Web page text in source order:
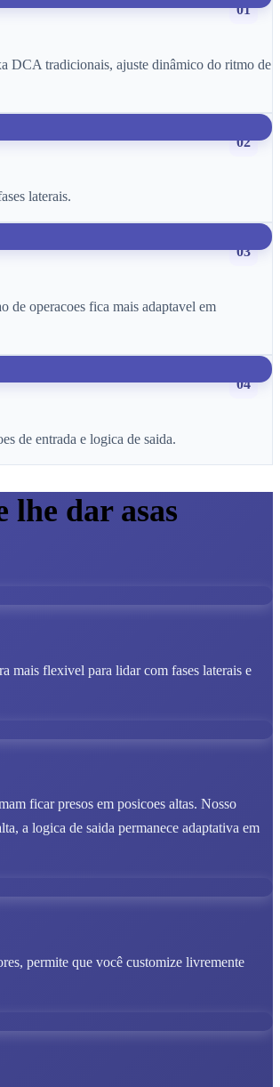
01
DCA tradicionais, ajuste dinâmico do ritmo de
02
laterais.
03
de operacoes fica mais adaptavel em
04
de entrada e logica de saida.
lhe dar asas
mais flexivel para lidar com fases laterais e
ficar presos em posicoes altas. Nosso
a logica de saida permanece adaptativa em
permite que você customize livremente